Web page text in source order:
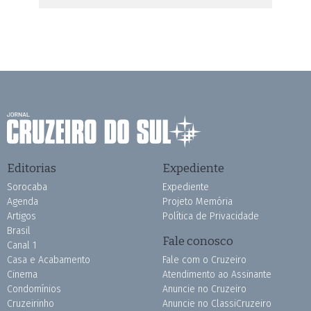
Editorias
Sorocaba
Agenda
Artigos
Brasil
Canal 1
Casa e Acabamento
Cinema
Condomínios
Cruzeirinho
Expediente
Expediente
Projeto Memória
Política de Privacidade
Fale conosco
Fale com o Cruzeiro
Atendimento ao Assinante
Anuncie no Cruzeiro
Anuncie no ClassiCruzeiro